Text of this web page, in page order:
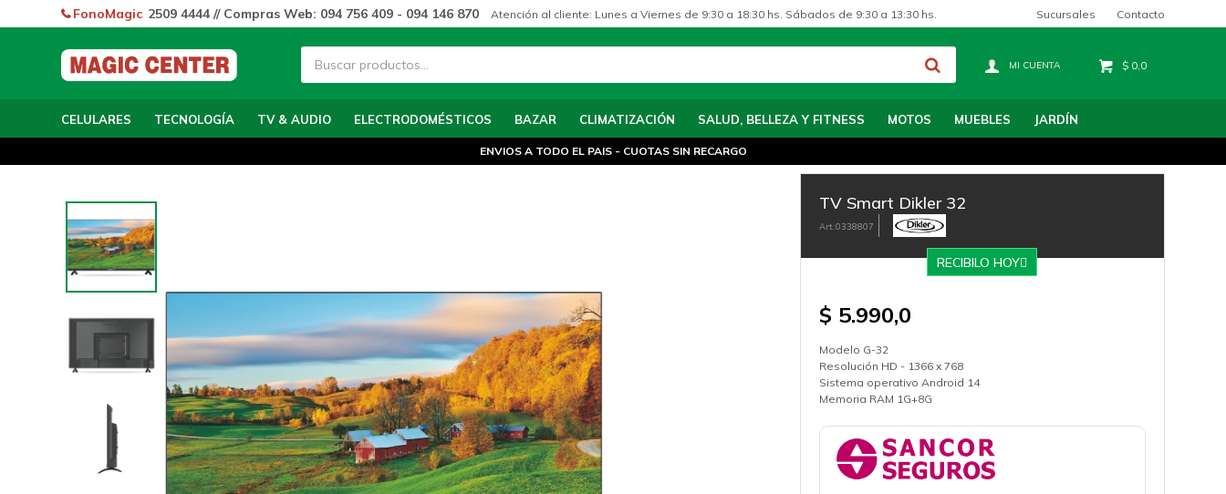
CELULARES TECNOLOGÍA TV & AUDIO ELECTRODOMÉSTICOS BAZAR CLIMATIZACIÓN SALUD, BELLEZA Y FITNESS MOTOS MUEBLES JARDÍN
$ 0,0
FonoMagic 2509 4444 // Compras Web: 094 756 409 - 094 146 870 Atención al cliente: Lunes a Viernes de 9:30 a 18:30 hs. Sábados de 9:30 a 13:30 hs. Sucursales Contacto
ENVIOS A TODO EL PAIS - CUOTAS SIN RECARGO
TV Smart Dikler 32
0338807
RECIBILO HOY
$ 5.990,0
Modelo G-32
Resolución HD - 1366 x 768
Sistema operativo Android 14
Memoria RAM 1G+8G